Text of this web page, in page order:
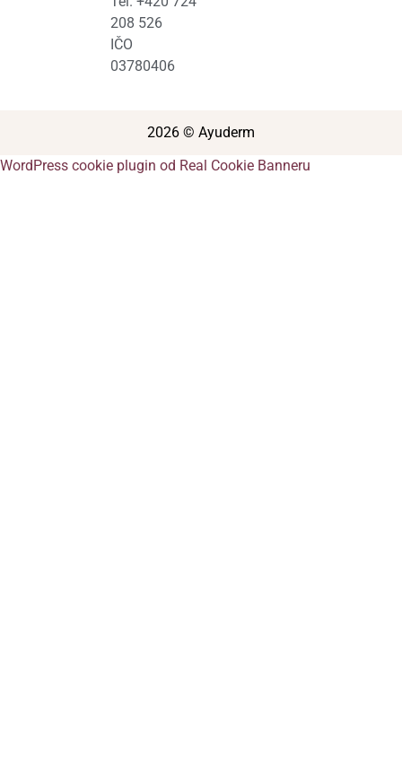
208 526
IČO
03780406
2026 © Ayuderm
WordPress cookie plugin od Real Cookie Banneru